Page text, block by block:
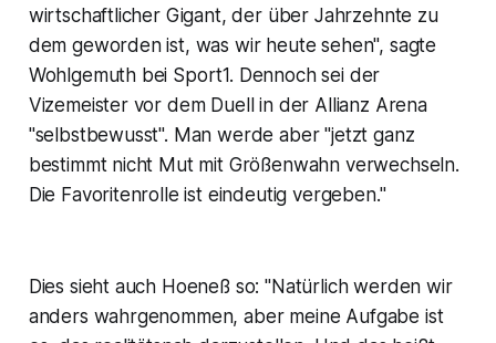
wirtschaftlicher Gigant, der über Jahrzehnte zu
dem geworden ist, was wir heute sehen", sagte
Wohlgemuth bei Sport1. Dennoch sei der
Vizemeister vor dem Duell in der Allianz Arena
"selbstbewusst". Man werde aber "jetzt ganz
bestimmt nicht Mut mit Größenwahn verwechseln.
Die Favoritenrolle ist eindeutig vergeben."
Dies sieht auch Hoeneß so: "Natürlich werden wir
anders wahrgenommen, aber meine Aufgabe ist